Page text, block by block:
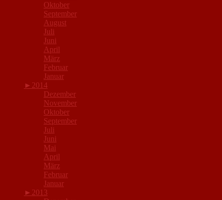
Oktober
September
August
Juli
Juni
April
März
Februar
Januar
► 2014
Dezember
November
Oktober
September
Juli
Juni
Mai
April
März
Februar
Januar
► 2013